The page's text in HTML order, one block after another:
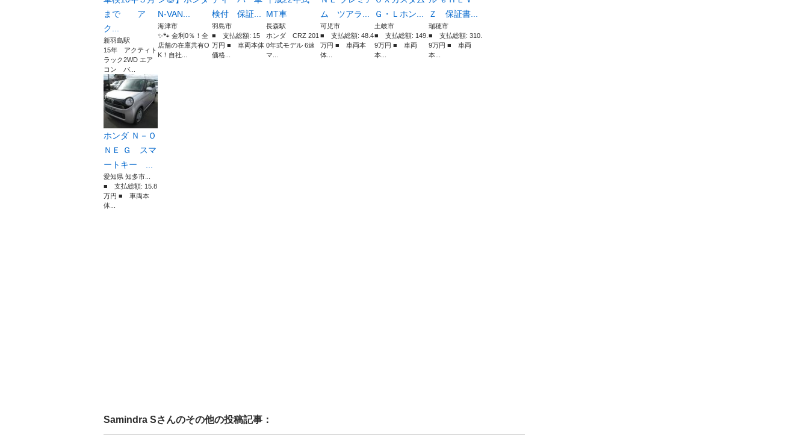
まで ア
ク...
新羽島駅
15年 アクティト
ラック2WD エア
コン パ...
N-VAN...
海津市
✨🐾 金利0％！全
店舗の在庫共有O
K！自社...
検付 保証...
羽島市
■ 支払総額: 15
万円 ■ 車両本体
価格...
MT車
長森駅
ホンダ CRZ 201
0年式モデル 6速
マ...
ム ツアラ...
可児市
■ 支払総額: 48.4
万円 ■ 車両本
体...
Ｇ・Ｌホン...
土岐市
■ 支払総額: 149.
9万円 ■ 車両
本...
Ｚ 保証書...
瑞穂市
■ 支払総額: 310.
9万円 ■ 車両
本...
ホンダ Ｎ－Ｏ
ＮＥ Ｇ スマ
ートキー ...
愛知県 知多市...
■ 支払総額: 15.8
万円 ■ 車両本
体...
Samindra Sさんのその他の投稿記事：